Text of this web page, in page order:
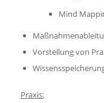
Mind
Vorstellung von
Praxis: